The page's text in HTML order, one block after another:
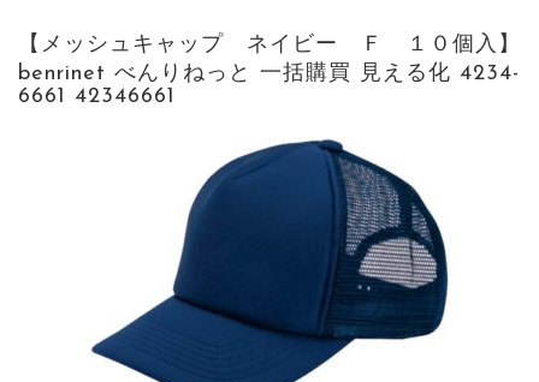
【メッシュキャップ ネイビー Ｆ １０個入】
benrinet べんりねっと 一括購買 見える化 4234-
6661 42346661